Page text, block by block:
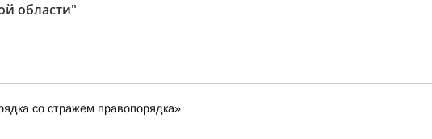
области"
со стражем правопорядка»